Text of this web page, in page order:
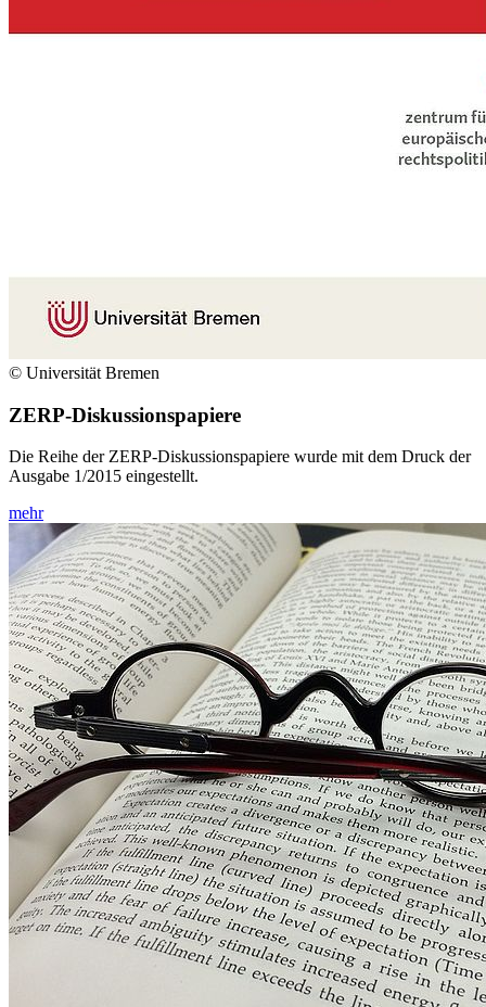
© Universität Bremen
ZERP-Diskussionspapiere
Die Reihe der ZERP-Diskussionspapiere wurde mit dem Druck der
Ausgabe 1/2015 eingestellt.
mehr